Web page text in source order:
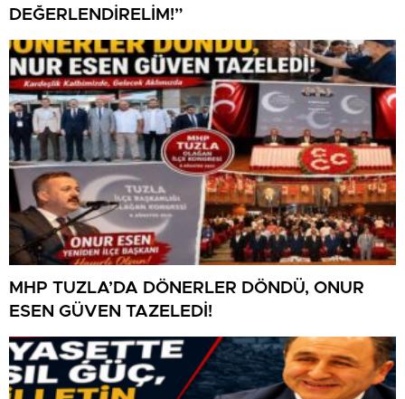
DEĞERLENDİRELİM!”
MHP TUZLA’DA DÖNERLER DÖNDÜ, ONUR
ESEN GÜVEN TAZELEDİ!